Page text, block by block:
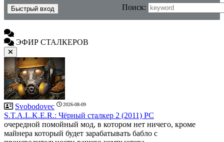
Поиск:
ЭФИР СТАЛКЕРОВ
Svobodovec 2026-08-09
S.T.A.L.K.E.R.: Чёрный сталкер 2 (2011) PC
очередной помойный мод, в котором нет ничего, кроме
майнера который будет зарабатывать бабло с